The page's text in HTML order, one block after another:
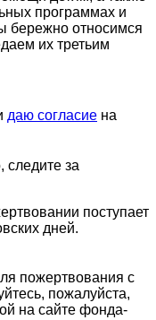
программах и
бережно относимся
их третьим
даю согласие на
за
поступает
дней.
пожертвования с
пожалуйста,
на сайте фонда-